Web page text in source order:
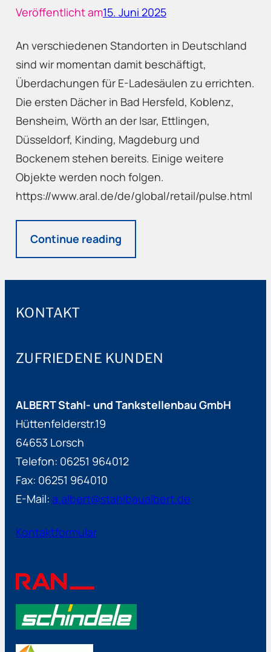
Veröffentlicht am15. Juni 2025
An verschiedenen Standorten in Deutschland
sind wir momentan damit beschäftigt,
Überdachungen für E-Ladesäulen zu errichten.
Die ersten Dächer in Bad Hersfeld, Koblenz,
Bensheim, Wörth an der Isar, Ettlingen,
Düsseldorf, Kinding, Magdeburg und
Bockenem stehen bereits. Einige weitere
Objekte werden noch folgen.
https://www.aral.de/de/global/retail/pulse.html
Continue reading
KONTAKT
ZUFRIEDENE KUNDEN
ALBERT Stahl- und Tankstellenbau GmbH
Hüttenfelderstr.19
64653 Lorsch
Telefon: 06251 964012
Fax: 06251 964010
E-Mail: a.albert@stahlbaualbert.de
Kontaktformular